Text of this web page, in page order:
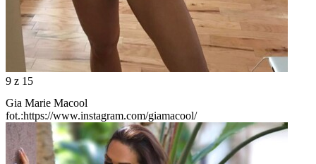
9 z 15
Gia Marie Macool
fot.:https://www.instagram.com/giamacool/